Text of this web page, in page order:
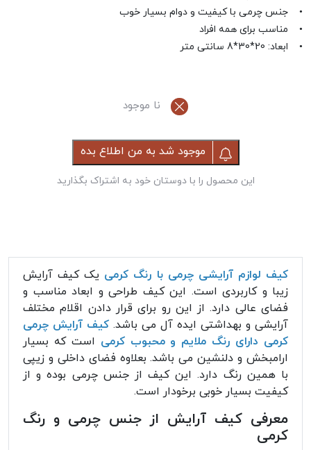
• جنس چرمی با کیفیت و دوام بسیار خوب
• مناسب برای همه افراد
• ابعاد: 20*30*8 سانتی متر
نا موجود
موجود شد به من اطلاع بده
این محصول را با دوستان خود به اشتراک بگذارید
کیف لوازم آرایشی چرمی با رنگ کرمی یک کیف آرایش
زیبا و کاربردی است. این کیف طراحی و ابعاد مناسب و
فضای عالی دارد. از این رو برای قرار دادن اقلام مختلف
آرایشی و بهداشتی ایده آل می باشد. کیف آرایش چرمی
کرمی دارای رنگ ملایم و محبوب کرمی است که بسیار
ارامبخش و دلنشین می باشد. بعلاوه فضای داخلی و زیپی
با همین رنگ دارد. این کیف از جنس چرمی بوده و از
کیفیت بسیار خوبی برخودار است.
معرفی کیف آرایش از جنس چرمی و رنگ
کرمی